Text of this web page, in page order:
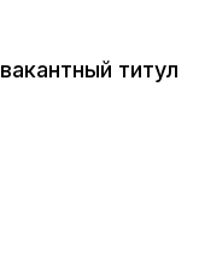
титул